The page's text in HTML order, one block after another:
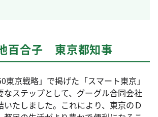
百合子 東京都知事
東京戦略」で掲げた「スマート東京」
なステップとして、グーグル合同会社
いたしました。これにより、東京のＤ